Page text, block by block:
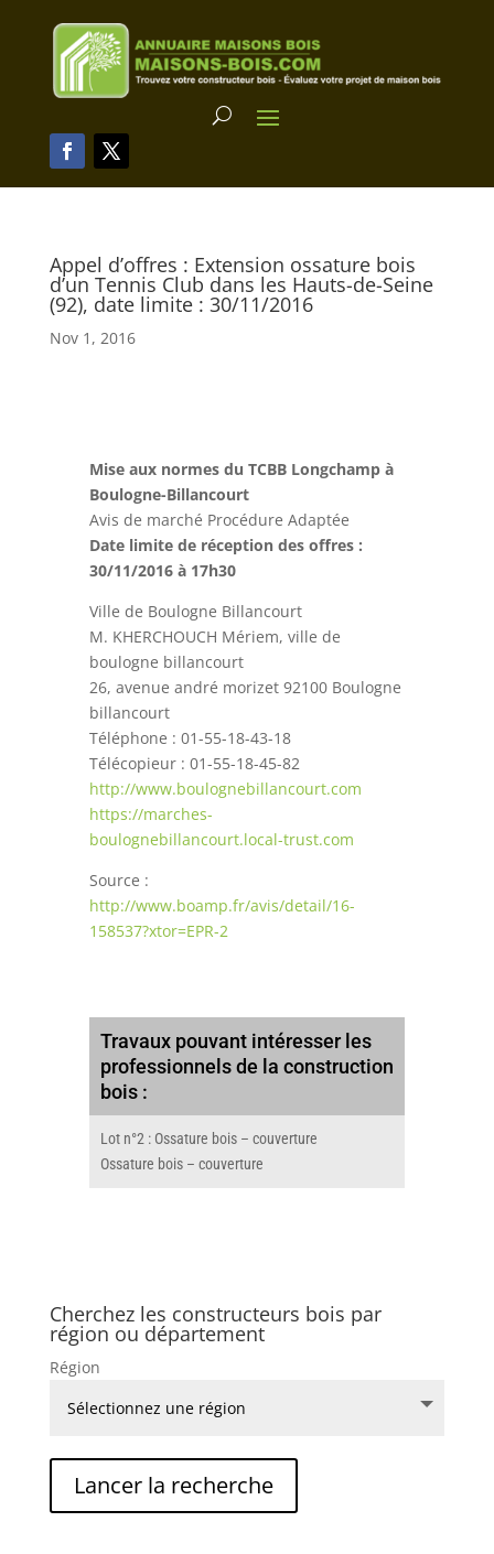
Appel d’offres : Extension ossature bois
d’un Tennis Club dans les Hauts-de-Seine
(92), date limite : 30/11/2016
Nov 1, 2016
Mise aux normes du TCBB Longchamp à
Boulogne-Billancourt
Avis de marché Procédure Adaptée
Date limite de réception des offres :
30/11/2016 à 17h30
Ville de Boulogne Billancourt
M. KHERCHOUCH Mériem, ville de
boulogne billancourt
26, avenue andré morizet 92100 Boulogne
billancourt
Téléphone : 01-55-18-43-18
Télécopieur : 01-55-18-45-82
http://www.boulognebillancourt.com
https://marches-
boulognebillancourt.local-trust.com
Source :
http://www.boamp.fr/avis/detail/16-
158537?xtor=EPR-2
Travaux pouvant intéresser les
professionnels de la construction
bois :
Lot n°2 : Ossature bois – couverture
Ossature bois – couverture
Cherchez les constructeurs bois par
région ou département
Région